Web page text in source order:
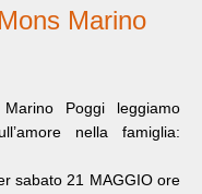
Marino
Poggi leggiamo
nella famiglia:
sabato 21 MAGGIO ore